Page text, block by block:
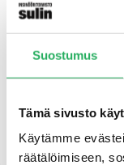
Suostumus
Tämä sivusto
Käytämme
räätälöimiseen,
Testattu